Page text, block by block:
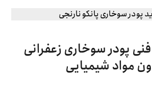
پودر سوخاری زعفرانی
مواد شیمیایی